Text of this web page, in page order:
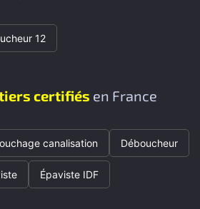
12
certifiés en France
canalisation Déboucheur
Épaviste IDF